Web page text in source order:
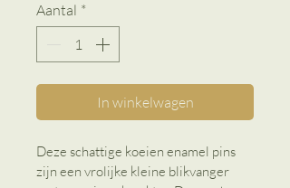
Aantal *
In winkelwagen
Deze schattige koeien enamel pins
zijn een vrolijke kleine blikvanger